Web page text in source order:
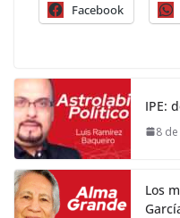
Facebook
IPE:
8
Los